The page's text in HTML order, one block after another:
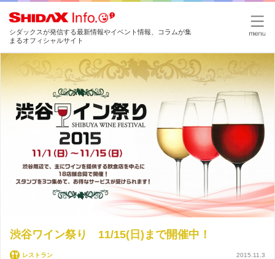
シダックスが発信する最新情報やイベント情報、コラムが集
まるオフィシャルサイト
渋谷ワイン祭り 11/15(日)まで開催中！
レストラン 2015.11.3